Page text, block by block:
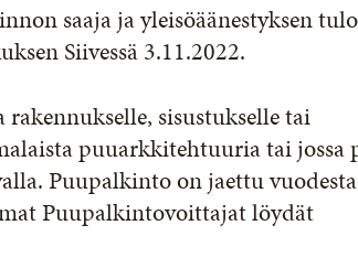
saaja ja yleisöäänestyksen
Siivessä 3.11.2022.
sisustukselle tai
puuarkkitehtuuria tai jossa
Puupalkinto on jaettu
Puupalkintovoittajat löydät